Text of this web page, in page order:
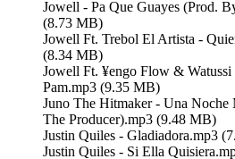
Jowell - Pa Que Guayes (Prod.
(8.73 MB)
Jowell Ft. Trebol El Artista -
(8.34 MB)
Jowell Ft. ¥engo Flow & Watussi
Pam.mp3 (9.35 MB)
Juno The Hitmaker - Una Noche
The Producer).mp3 (9.48 MB)
Justin Quiles - Gladiadora.mp3
Justin Quiles - Si Ella